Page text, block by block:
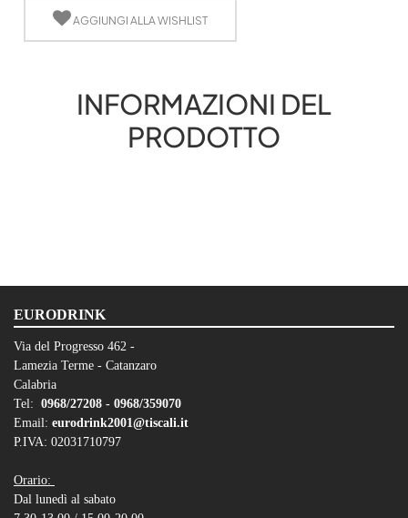
AGGIUNGI ALLA WISHLIST
INFORMAZIONI DEL
PRODOTTO
EURODRINK
Via del Progresso 462 -
Lamezia Terme - Catanzaro
Calabria
Tel: 0968/27208 - 0968/359070
Email: eurodrink2001@tiscali.it
P.IVA: 02031710797
Orario:
Dal lunedì al sabato